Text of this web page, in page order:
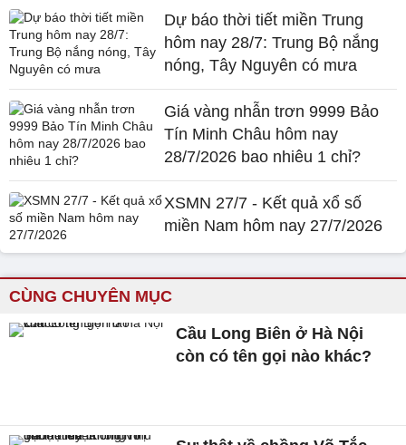
Dự báo thời tiết miền Trung
hôm nay 28/7: Trung Bộ nắng
nóng, Tây Nguyên có mưa
Giá vàng nhẫn trơn 9999 Bảo
Tín Minh Châu hôm nay
28/7/2026 bao nhiêu 1 chỉ?
XSMN 27/7 - Kết quả xổ số
miền Nam hôm nay 27/7/2026
CÙNG CHUYÊN MỤC
Cầu Long Biên ở Hà Nội
còn có tên gọi nào khác?